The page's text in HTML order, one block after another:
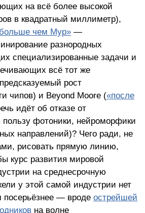
на всё более высокой
в квадратный миллиметр),
чем Мур» —
разнородных
специализированные задачи и
всё тот же
рост
чипов) и Beyond Moore («после
идёт об отказе от
пользу фотоники, нейроморфики
направлений)? Чего ради, не
рисовать прямую линию,
курс развития мировой
на среднесрочную
у этой самой индустрии нет
— вроде острейшей
на волне